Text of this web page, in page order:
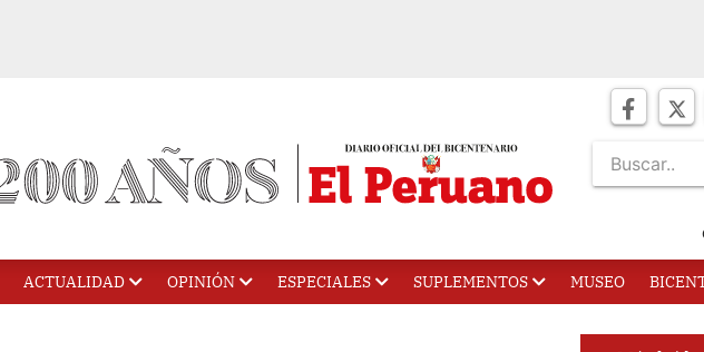
ACTUALIDAD OPINIÓN ESPECIALES SUPLEMENTOS MUSEO